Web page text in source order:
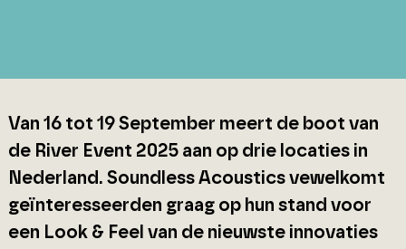
Van 16 tot 19 September meert de boot van
de River Event 2025 aan op drie locaties in
Nederland. Soundless Acoustics vewelkomt
geïnteresseerden graag op hun stand voor
een Look & Feel van de nieuwste innovaties